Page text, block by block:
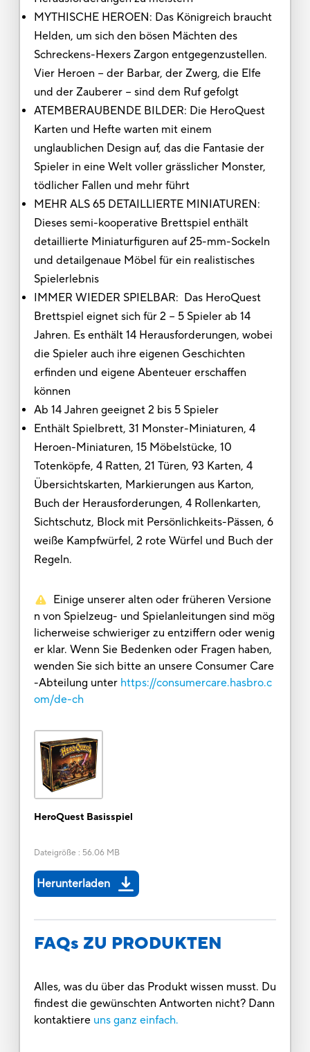
MYTHISCHE HEROEN: Das Königreich braucht
Helden, um sich den bösen Mächten des
Schreckens-Hexers Zargon entgegenzustellen.
Vier Heroen − der Barbar, der Zwerg, die Elfe
und der Zauberer − sind dem Ruf gefolgt
ATEMBERAUBENDE BILDER: Die HeroQuest
Karten und Hefte warten mit einem
unglaublichen Design auf, das die Fantasie der
Spieler in eine Welt voller grässlicher Monster,
tödlicher Fallen und mehr führt
MEHR ALS 65 DETAILLIERTE MINIATUREN:
Dieses semi-kooperative Brettspiel enthält
detaillierte Miniaturfiguren auf 25-mm-Sockeln
und detailgenaue Möbel für ein realistisches
Spielerlebnis
IMMER WIEDER SPIELBAR: Das HeroQuest
Brettspiel eignet sich für 2 − 5 Spieler ab 14
Jahren. Es enthält 14 Herausforderungen, wobei
die Spieler auch ihre eigenen Geschichten
erfinden und eigene Abenteuer erschaffen
können
Ab 14 Jahren geeignet 2 bis 5 Spieler
Enthält Spielbrett, 31 Monster-Miniaturen, 4
Heroen-Miniaturen, 15 Möbelstücke, 10
Totenköpfe, 4 Ratten, 21 Türen, 93 Karten, 4
Übersichtskarten, Markierungen aus Karton,
Buch der Herausforderungen, 4 Rollenkarten,
Sichtschutz, Block mit Persönlichkeits-Pässen, 6
weiße Kampfwürfel, 2 rote Würfel und Buch der
Regeln.
Einige unserer alten oder früheren Versione
n von Spielzeug- und Spielanleitungen sind mög
licherweise schwieriger zu entziffern oder wenig
er klar. Wenn Sie Bedenken oder Fragen haben,
wenden Sie sich bitte an unsere Consumer Care
-Abteilung unter https://consumercare.hasbro.c
om/de-ch
HeroQuest Basisspiel
Dateigröße : 56.06 MB
Herunterladen
FAQs ZU PRODUKTEN
Alles, was du über das Produkt wissen musst. Du
findest die gewünschten Antworten nicht? Dann
kontaktiere uns ganz einfach.